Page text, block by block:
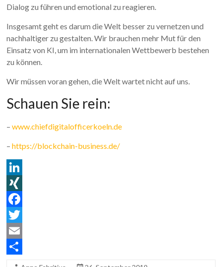
Dialog zu führen und emotional zu reagieren.
Insgesamt geht es darum die Welt besser zu vernetzen und
nachhaltiger zu gestalten. Wir brauchen mehr Mut für den
Einsatz von KI, um im internationalen Wettbewerb bestehen
zu können.
Wir müssen voran gehen, die Welt wartet nicht auf uns.
Schauen Sie rein:
–www.chiefdigitalofficerkoeln.de
–https://blockchain-business.de/
L
i
n
k
e
X
I
N
G
F
a
c
T
w
E